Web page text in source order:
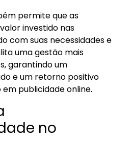
permite que as
investido nas
com suas necessidades e
uma gestão mais
garantindo um
e um retorno positivo
publicidade online.
no